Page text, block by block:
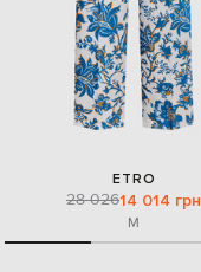
ETRO
28 02614 014 грн
M